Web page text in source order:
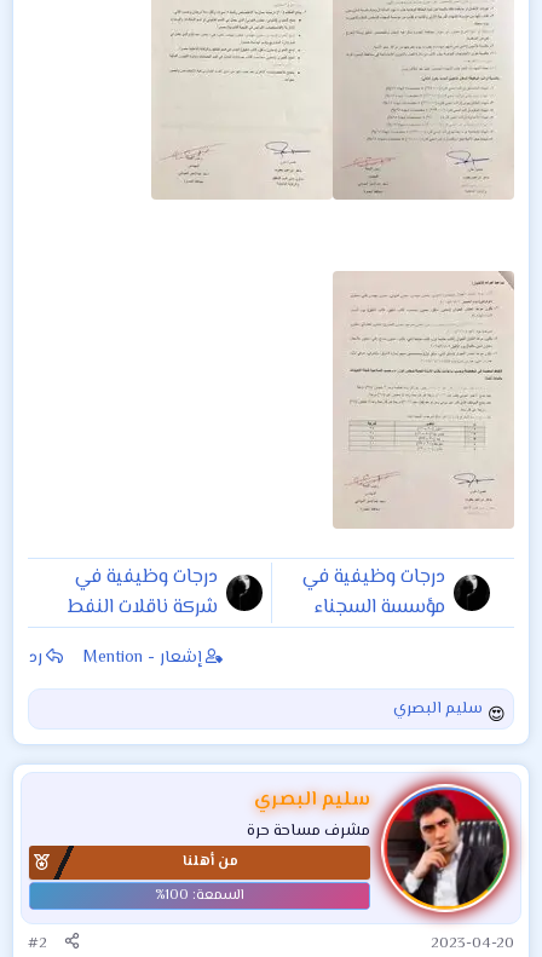
درجات وظيفية في
مؤسسة السجناء
السياسيين التقديم
لغاية 28/10/2018 )
درجات وظيفية في
شركة ناقلات النفط
العراقية لسكنة
محافظة البصرة
إشعار - Mention رد
ا
ل
ت
ف
ا
ع
ل
ا
ت
:
سليم البصري
سليم البصري
مشرف مساحة حرة
من أهلنا
2023-04-20
#2